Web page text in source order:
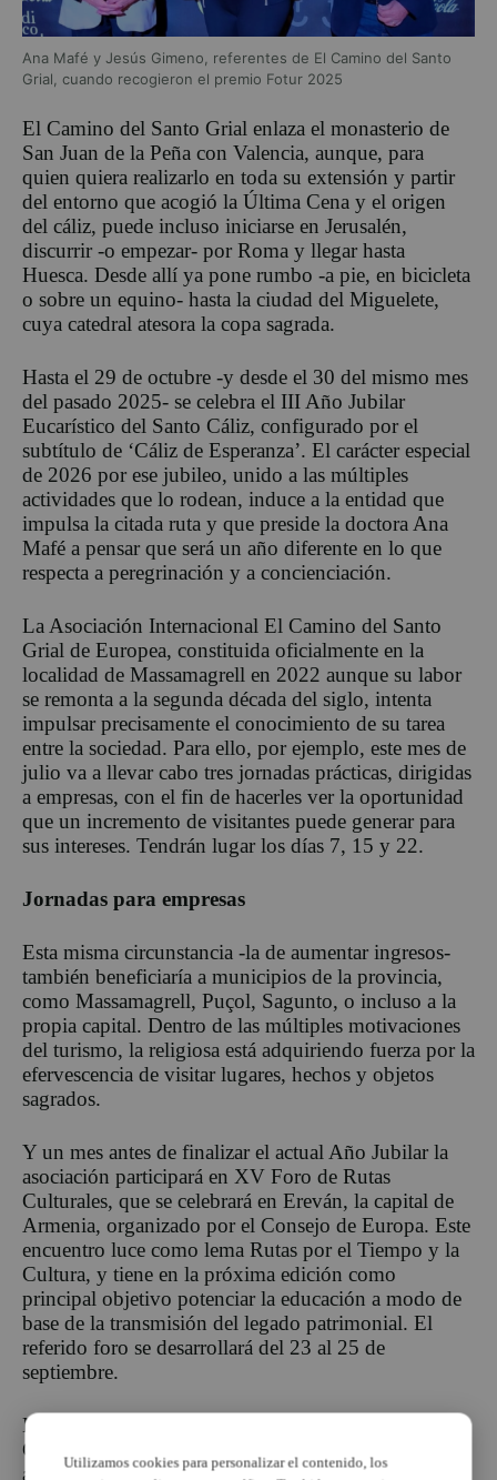
Ana Mafé y Jesús Gimeno, referentes de El Camino del Santo
Grial, cuando recogieron el premio Fotur 2025
El Camino del Santo Grial enlaza el monasterio de
San Juan de la Peña con Valencia, aunque, para
quien quiera realizarlo en toda su extensión y partir
del entorno que acogió la Última Cena y el origen
del cáliz, puede incluso iniciarse en Jerusalén,
discurrir -o empezar- por Roma y llegar hasta
Huesca. Desde allí ya pone rumbo -a pie, en bicicleta
o sobre un equino- hasta la ciudad del Miguelete,
cuya catedral atesora la copa sagrada.
Hasta el 29 de octubre -y desde el 30 del mismo mes
del pasado 2025- se celebra el III Año Jubilar
Eucarístico del Santo Cáliz, configurado por el
subtítulo de ‘Cáliz de Esperanza’. El carácter especial
de 2026 por ese jubileo, unido a las múltiples
actividades que lo rodean, induce a la entidad que
impulsa la citada ruta y que preside la doctora Ana
Mafé a pensar que será un año diferente en lo que
respecta a peregrinación y a concienciación.
La Asociación Internacional El Camino del Santo
Grial de Europea, constituida oficialmente en la
localidad de Massamagrell en 2022 aunque su labor
se remonta a la segunda década del siglo, intenta
impulsar precisamente el conocimiento de su tarea
entre la sociedad. Para ello, por ejemplo, este mes de
julio va a llevar cabo tres jornadas prácticas, dirigidas
a empresas, con el fin de hacerles ver la oportunidad
que un incremento de visitantes puede generar para
sus intereses. Tendrán lugar los días 7, 15 y 22.
Jornadas para empresas
Esta misma circunstancia -la de aumentar ingresos-
también beneficiaría a municipios de la provincia,
como Massamagrell, Puçol, Sagunto, o incluso a la
propia capital. Dentro de las múltiples motivaciones
del turismo, la religiosa está adquiriendo fuerza por la
efervescencia de visitar lugares, hechos y objetos
sagrados.
Y un mes antes de finalizar el actual Año Jubilar la
asociación participará en XV Foro de Rutas
Culturales, que se celebrará en Ereván, la capital de
Armenia, organizado por el Consejo de Europa. Este
encuentro luce como lema Rutas por el Tiempo y la
Cultura, y tiene en la próxima edición como
principal objetivo potenciar la educación a modo de
base de la transmisión del legado patrimonial. El
referido foro se desarrollará del 23 al 25 de
septiembre.
Mientras, los peregrinos van llegando poco a poco.
Cuando lo hacen con el pasaporte cuñado, se dirigen
a la propia Asociación Internacional El Camino del
Utilizamos cookies para personalizar el contenido, los